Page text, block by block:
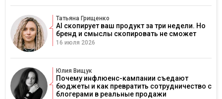
Татьяна Грищенко
AI скопирует ваш продукт за три недели. Но
бренд и смыслы скопировать не сможет
16 июля 2026
Юлия Вищук
Почему инфлюенс-кампании съедают
бюджеты и как превратить сотрудничество с
блогерами в реальные продажи